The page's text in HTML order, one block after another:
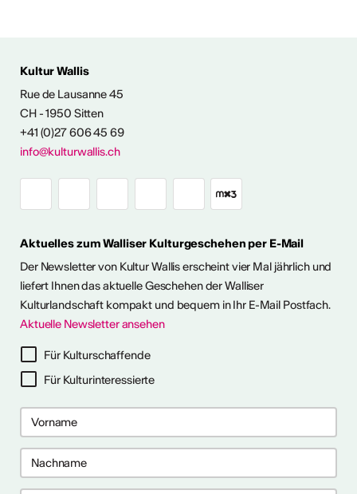
Ausstellungen
Himmel im Wallis
Kunst im Freien so richtig
eine kleine aber feine
im Wallis
2027 in Prag
bis 28. April 2027) ist ein 10-
für Recherche-,
Es bietet
Kultur Wallis
Rue de Lausanne 45
CH - 1950 Sitten
+41 (0)27 606 45 69
info@kulturwallis.ch
Aktuelles zum Walliser Kulturgeschehen per E-Mail
Der Newsletter von Kultur Wallis erscheint vier Mal jährlich und
liefert Ihnen das aktuelle Geschehen der Walliser
Kulturlandschaft kompakt und bequem in Ihr E-Mail Postfach.
Aktuelle Newsletter ansehen
Für Kulturschaffende
Für Kulturinteressierte